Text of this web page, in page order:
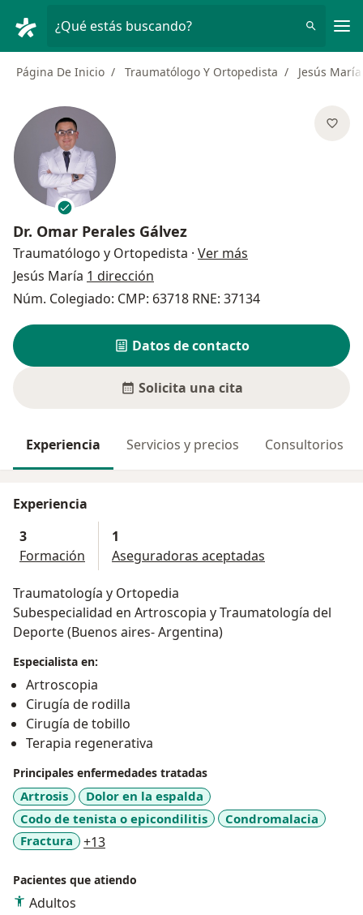
¿Qué estás buscando?
Página De Inicio Traumatólogo Y Ortopedista Jesús María
Dr. Omar Perales Gálvez
Traumatólogo y Ortopedista · Ver más
Jesús María 1 dirección
Núm. Colegiado: CMP: 63718 RNE: 37134
Datos de contacto
Solicita una cita
Experiencia Servicios y precios Consultorios
Experiencia
3
Formación
1
Aseguradoras aceptadas
Traumatología y Ortopedia
Subespecialidad en Artroscopia y Traumatología del
Deporte (Buenos aires- Argentina)
Especialista en:
Artroscopia
Cirugía de rodilla
Cirugía de tobillo
Terapia regenerativa
Principales enfermedades tratadas
Artrosis
Dolor en la espalda
Codo de tenista o epicondilitis
Condromalacia
Fractura
+13a11y_sr_more_diseases
Pacientes que atiendo
Adultos